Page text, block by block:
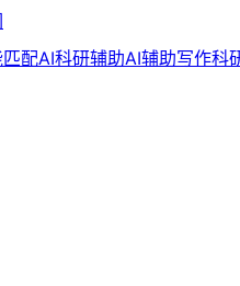
配AI科研辅助AI辅助写作科